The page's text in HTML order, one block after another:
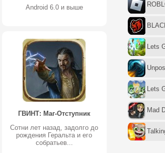
Android 6.0 и выше
ГВИНТ: Маг-Отступник
Сотни лет назад, задолго до
рождения Геральта и его
собратьев...
Lets
Lets
Mad